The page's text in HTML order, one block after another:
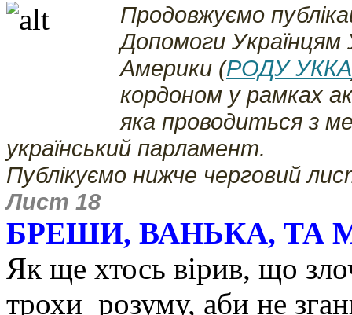
Продовжуємо
Допомоги Українцям
Америки (РОДУ УККА
кордоном у рамках
яка проводиться з
український парламент.
Публікуємо нижче черговий
Лист 18
БРЕШИ, ВАНЬКА, ТА
Як ще хтось вірив, що
трохи розуму, аби не